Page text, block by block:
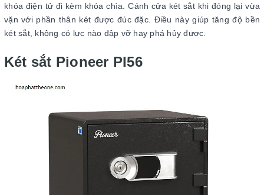
khóa điện tử đi kèm khóa chìa. Cánh cửa két sắt khi đóng lại vừa
vặn với phần thân két được đúc đặc. Điều này giúp tăng độ bền
két sắt, không có lực nào đập vỡ hay phá hủy được.
Két sắt Pioneer PI56